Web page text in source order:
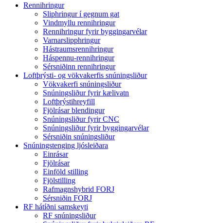
Rennihringur
Sliphringur í gegnum gat
Vindmyllu rennihringur
Rennihringur fyrir byggingarvélar
Varnarslipphringur
Hástraumsrennihringur
Háspennu-rennihringur
Sérsniðinn rennihringur
Loftþrýsti- og vökvakerfis snúningsliður
Vökvakerfi snúningsliður
Snúningsliður fyrir kælivatn
Loftþrýstihreyfill
Fjölrásar blendingur
Snúningsliður fyrir CNC
Snúningsliður fyrir byggingarvélar
Sérsniðin snúningsliður
Snúningstenging ljósleiðara
Einrásar
Fjölrásar
Einföld stilling
Fjölstilling
Rafmagnshybrid FORJ
Sérsniðin FORJ
RF hátíðni samskeyti
RF snúningsliður